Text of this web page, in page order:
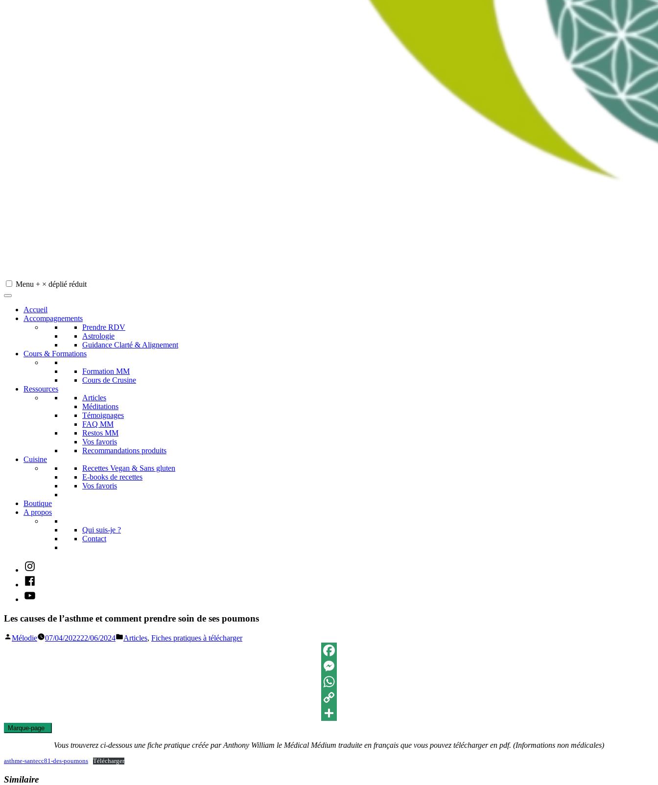
Menu + × déplié réduit
Accueil
Accompagnements
Prendre RDV
Astrologie
Guidance Clarté & Alignement
Cours & Formations
Formation MM
Cours de Crusine
Ressources
Articles
Méditations
Témoignages
FAQ MM
Restos MM
Vos favoris
Recommandations produits
Cuisine
Recettes Vegan & Sans gluten
E-books de recettes
Vos favoris
Boutique
A propos
Qui suis-je ?
Contact
Instagram
Facebook
Youtube
Les causes de l’asthme et comment prendre soin de ses poumons
Publié
Mélodie 07/04/202222/06/2024
Publié
Articles, Fiches pratiques à télécharger
Facebook
Messenger
WhatsApp
Copy
Marque-page
Vous trouverez ci-dessous une fiche pratique créée par Anthony William le Médical Médium traduite en français que vous pouvez télécharger en pdf. (Informations non médicales)
asthme-santecc81-des-poumons Télécharger
Similaire